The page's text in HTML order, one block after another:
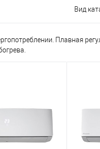
Вид
Плавная